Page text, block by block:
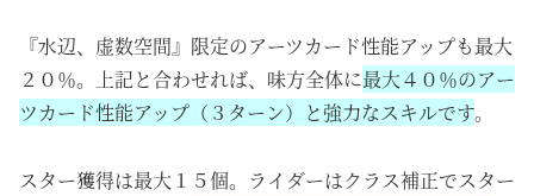
『水辺、虚数空間』限定のアーツカード性能アップも最大
２０％。上記と合わせれば、味方全体に最大４０％のアー
ツカード性能アップ（３ターン）と強力なスキルです。
スター獲得は最大１５個。ライダーはクラス補正でスター